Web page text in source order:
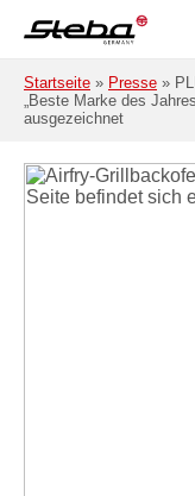
Startseite » Presse »
„Beste Marke des
ausgezeichnet